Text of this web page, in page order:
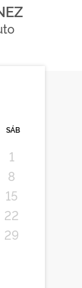
SÁB
1
8
15
22
29